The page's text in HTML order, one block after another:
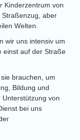
Kinderzentrum von
Straßenzug, aber
Welten.
wir uns intensiv um
einst auf der Straße
brauchen, um
Bildung und
von
bei uns